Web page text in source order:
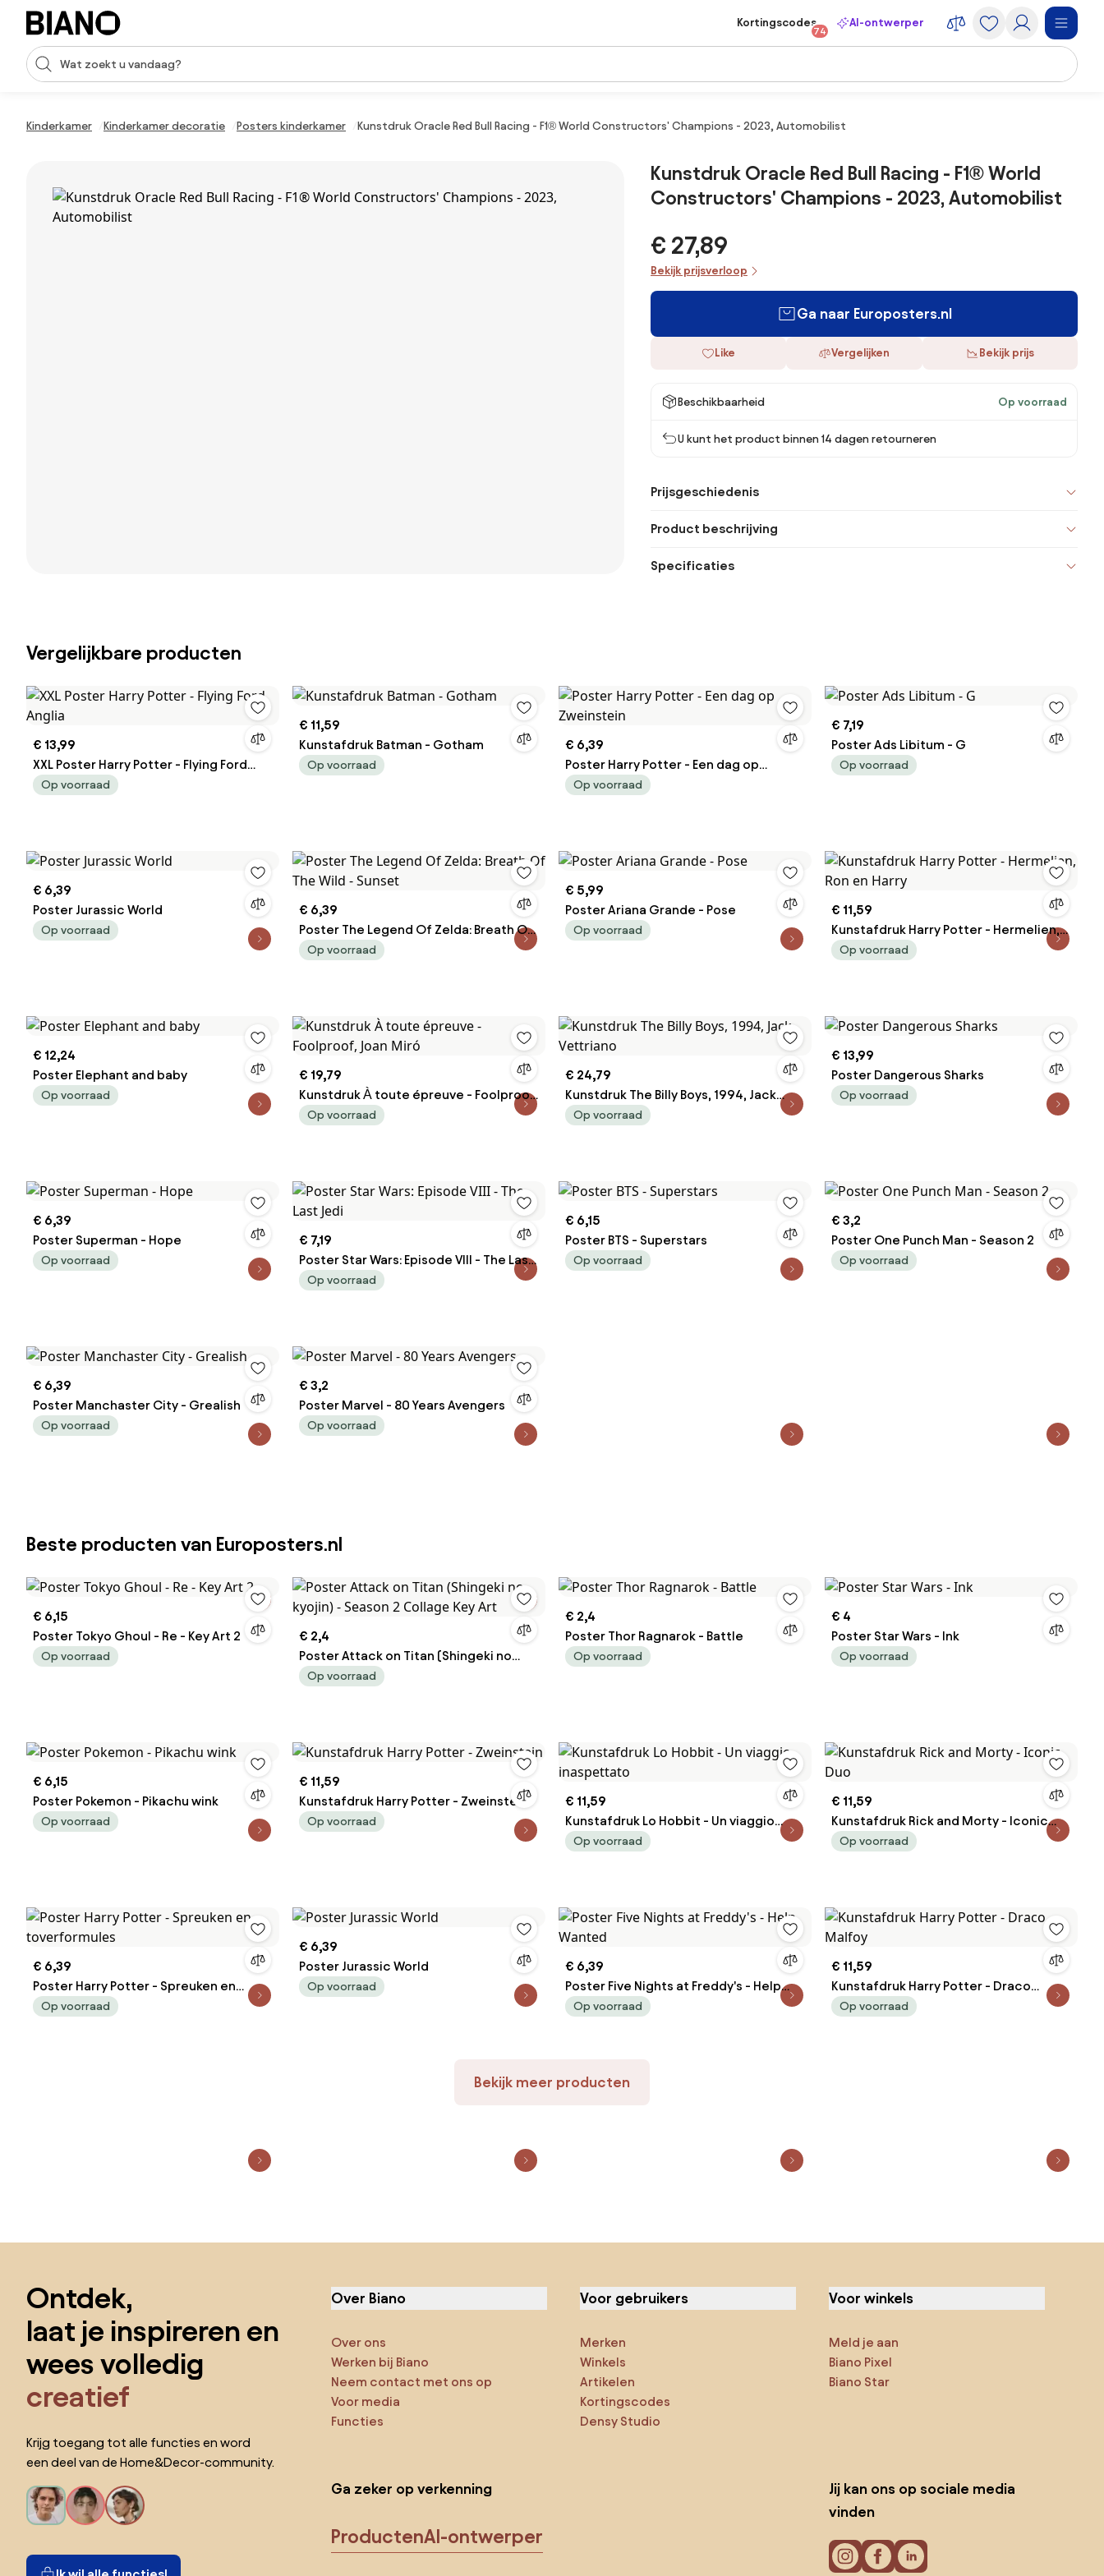
Navigatie overslaan, naar inhoud springen
Zoekopdracht invoeren
Kortingscodes
74
AI-ontwerper
Kinderkamer Kinderkamer decoratie Posters kinderkamer Kunstdruk Oracle Red Bull Racing - F1® World Constructors' Champions - 2023, Automobilist
Kunstdruk Oracle Red Bull Racing - F1® World
Constructors' Champions - 2023, Automobilist
€ 27,89
Bekijk prijsverloop
Ga naar Europosters.nl
Like Vergelijken Bekijk prijs
Beschikbaarheid Op voorraad
U kunt het product binnen 14 dagen retourneren
Prijsgeschiedenis
Product beschrijving
Specificaties
Vergelijkbare producten
€ 13,99
XXL Poster Harry Potter - Flying Ford
Anglia
Op voorraad
€ 11,59
Kunstafdruk Batman - Gotham
Op voorraad
€ 6,39
Poster Harry Potter - Een dag op
Zweinstein
Op voorraad
€ 7,19
Poster Ads Libitum - G
Op voorraad
€ 6,39
Poster Jurassic World
Op voorraad
€ 6,39
Poster The Legend Of Zelda: Breath Of
The Wild - Sunset
Op voorraad
€ 5,99
Poster Ariana Grande - Pose
Op voorraad
€ 11,59
Kunstafdruk Harry Potter - Hermelien,
Ron en Harry
Op voorraad
€ 12,24
Poster Elephant and baby
Op voorraad
€ 19,79
Kunstdruk À toute épreuve - Foolproof,
Joan Miró
Op voorraad
€ 24,79
Kunstdruk The Billy Boys, 1994, Jack
Vettriano
Op voorraad
€ 13,99
Poster Dangerous Sharks
Op voorraad
€ 6,39
Poster Superman - Hope
Op voorraad
€ 7,19
Poster Star Wars: Episode VIII - The Last
Jedi
Op voorraad
€ 6,15
Poster BTS - Superstars
Op voorraad
€ 3,2
Poster One Punch Man - Season 2
Op voorraad
€ 6,39
Poster Manchaster City - Grealish
Op voorraad
€ 3,2
Poster Marvel - 80 Years Avengers
Op voorraad
Beste producten van Europosters.nl
€ 6,15
Poster Tokyo Ghoul - Re - Key Art 2
Op voorraad
€ 2,4
Poster Attack on Titan (Shingeki no
kyojin) - Season 2 Collage Key Art
Op voorraad
€ 2,4
Poster Thor Ragnarok - Battle
Op voorraad
€ 4
Poster Star Wars - Ink
Op voorraad
€ 6,15
Poster Pokemon - Pikachu wink
Op voorraad
€ 11,59
Kunstafdruk Harry Potter - Zweinstein
Op voorraad
€ 11,59
Kunstafdruk Lo Hobbit - Un viaggio
inaspettato
Op voorraad
€ 11,59
Kunstafdruk Rick and Morty - Iconic
Duo
Op voorraad
€ 6,39
Poster Harry Potter - Spreuken en
toverformules
Op voorraad
€ 6,39
Poster Jurassic World
Op voorraad
€ 6,39
Poster Five Nights at Freddy's - Help
Wanted
Op voorraad
€ 11,59
Kunstafdruk Harry Potter - Draco
Malfoy
Op voorraad
Bekijk meer producten
Ontdek,
laat je inspireren en
wees volledig
creatief
Krijg toegang tot alle functies en word
een deel van de Home&Decor-community.
Over Biano
Over ons
Werken bij Biano
Neem contact met ons op
Voor media
Functies
Voor gebruikers
Merken
Winkels
Artikelen
Kortingscodes
Densy Studio
Voor winkels
Meld je aan
Biano Pixel
Biano Star
Ga zeker op verkenning
ProductenAI-ontwerper
Jij kan ons op sociale media
vinden